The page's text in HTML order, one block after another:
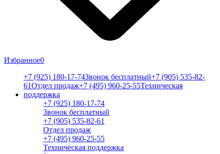
Избранное0
+7 (925) 180-17-74Звонок бесплатный+7 (905) 535-82-
61Отдел продаж+7 (495) 960-25-55Техническая
поддержка
+7 (925) 180-17-74
Звонок бесплатный
+7 (905) 535-82-61
Отдел продаж
+7 (495) 960-25-55
Техническая поддержка